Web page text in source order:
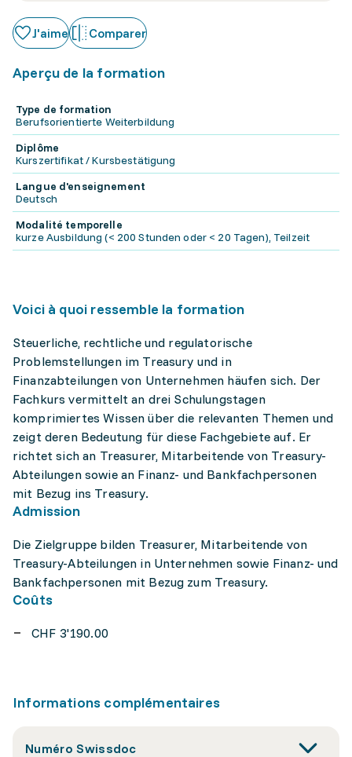
J'aime Comparer
Aperçu de la formation
Type de formation
Berufsorientierte Weiterbildung
Diplôme
Kurszertifikat / Kursbestätigung
Langue d'enseignement
Deutsch
Modalité temporelle
kurze Ausbildung (< 200 Stunden oder < 20 Tagen), Teilzeit
Voici à quoi ressemble la formation
Steuerliche, rechtliche und regulatorische
Problemstellungen im Treasury und in
Finanzabteilungen von Unternehmen häufen sich. Der
Fachkurs vermittelt an drei Schulungstagen
komprimiertes Wissen über die relevanten Themen und
zeigt deren Bedeutung für diese Fachgebiete auf. Er
richtet sich an Treasurer, Mitarbeitende von Treasury-
Abteilungen sowie an Finanz- und Bankfachpersonen
mit Bezug ins Treasury.
Admission
Die Zielgruppe bilden Treasurer, Mitarbeitende von
Treasury-Abteilungen in Unternehmen sowie Finanz- und
Bankfachpersonen mit Bezug zum Treasury.
Coûts
CHF 3'190.00
Informations complémentaires
Numéro Swissdoc